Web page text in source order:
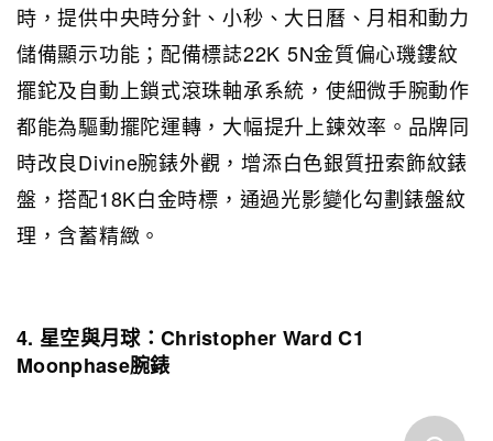
時，提供中央時分針、小秒、大日曆、月相和動力
儲備顯示功能；配備標誌22K 5N金質偏心璣鏤紋
擺鉈及自動上鎖式滾珠軸承系統，使細微手腕動作
都能為驅動擺陀運轉，大幅提升上鍊效率。品牌同
時改良Divine腕錶外觀，增添白色銀質扭索飾紋錶
盤，搭配18K白金時標，通過光影變化勾劃錶盤紋
理，含蓄精緻。
4. 星空與月球：Christopher Ward C1
Moonphase腕錶